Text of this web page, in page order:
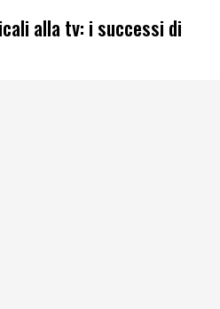
alla tv: i successi di